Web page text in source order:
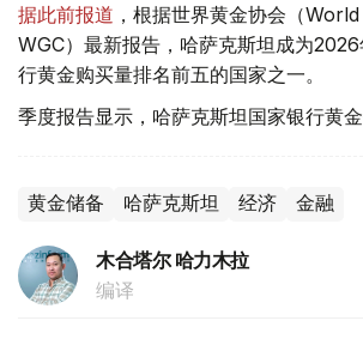
据此前报道 ，根据世界黄金协会（
WGC）最新报告，哈萨克斯坦成为
行黄金购买量排名前五的国家之一。
季度报告显示，哈萨克斯坦国家银行黄金
黄金储备 哈萨克斯坦 经济 金融
木合塔尔 哈力木拉
编译